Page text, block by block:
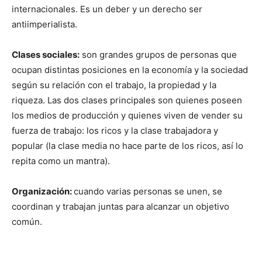
internacionales. Es un deber y un derecho ser
antiimperialista.
Clases sociales: son grandes grupos de personas que
ocupan distintas posiciones en la economía y la sociedad
según su relación con el trabajo, la propiedad y la
riqueza. Las dos clases principales son quienes poseen
los medios de producción y quienes viven de vender su
fuerza de trabajo: los ricos y la clase trabajadora y
popular (la clase media no hace parte de los ricos, así lo
repita como un mantra).
Organización:cuando varias personas se unen, se
coordinan y trabajan juntas para alcanzar un objetivo
común.